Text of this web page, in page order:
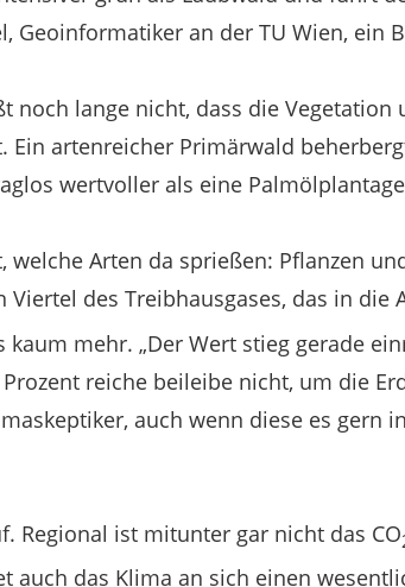
Geoinformatiker an der TU Wien, ein
noch lange nicht, dass die Vegetation
artenreicher Primärwald
wertvoller als eine
Arten da sprießen: Pflanzen
Viertel des Treibhausgases, das in die
mehr. „Der Wert stieg gerade
reiche beileibe nicht, um die
auch wenn diese es gern
Regional ist mitunter gar nicht das CO
auch das Klima an sich einen